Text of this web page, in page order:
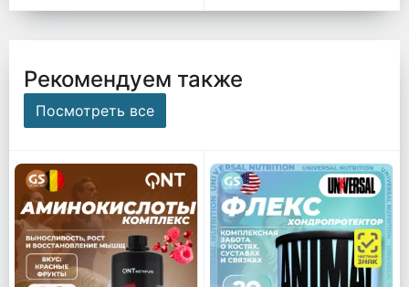
Рекомендуем также
Посмотреть все